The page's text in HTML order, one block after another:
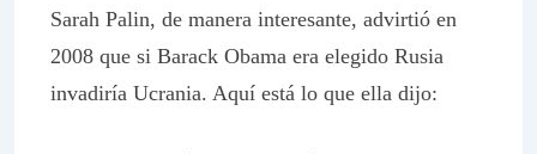
Sarah Palin, de manera interesante, advirtió en
2008 que si Barack Obama era elegido Rusia
invadiría Ucrania. Aquí está lo que ella dijo: